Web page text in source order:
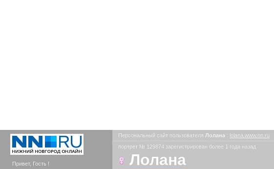
Привет, Гость !
Персональный сайт пользователя Лолана : lolana.www.nn.ru
портрет № 129874 зарегистрирован более 1 года назад
Лолана